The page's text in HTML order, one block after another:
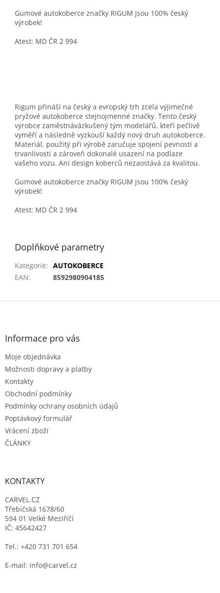
Gumové autokoberce značky RIGUM jsou 100% český
výrobek!
Atest: MD ČR 2 994
Rigum přináší na český a evropský trh zcela výjimečné
pryžové autokoberce stejnojmenné značky. Tento český
výrobce zaměstnávázkušený tým modelářů, kteří pečlivě
vyměří a následně vyzkouší každý nový druh autokoberce.
Materiál, použitý při výrobě zaručuje spojení pevnosti a
trvanlivosti a zároveň dokonalé usazení na podlaze
vašeho vozu. Ani design koberců nezaostává za kvalitou.
Gumové autokoberce značky RIGUM jsou 100% český
výrobek!
Atest: MD ČR 2 994
Doplňkové parametry
Kategorie: AUTOKOBERCE
EAN: 8592980904185
Z
Informace pro vás
Moje objednávka
Možnosti dopravy a platby
Kontakty
Obchodní podmínky
Podmínky ochrany osobních údajů
Poptávkový formulář
Vrácení zboží
ČLÁNKY
KONTAKTY
CARVEL.CZ
Třebíčská 1678/60
594 01 Velké Meziříčí
IČ: 45642427
Tel.: +420 731 701 654
E-mail: info@carvel.cz